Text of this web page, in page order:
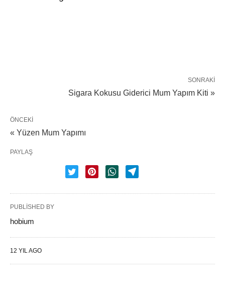
SONRAKI
Sigara Kokusu Giderici Mum Yapım Kiti »
ÖNCEKI
« Yüzen Mum Yapımı
PAYLAŞ
PUBLISHED BY
hobium
12 YIL AGO